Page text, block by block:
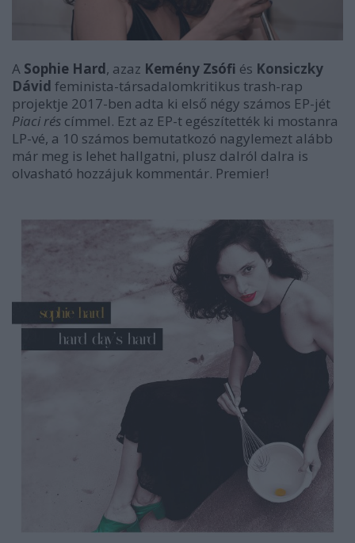
A Sophie Hard, azaz Kemény Zsófi és Konsiczky
Dávid feminista-társadalomkritikus trash-rap
projektje 2017-ben adta ki első négy számos EP-jét
Piaci rés címmel. Ezt az EP-t egészítették ki mostanra
LP-vé, a 10 számos bemutatkozó nagylemezt alább
már meg is lehet hallgatni, plusz dalról dalra is
olvasható hozzájuk kommentár. Premier!